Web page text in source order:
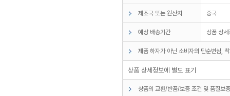
제조국 또는 원산지 중국
예상 배송기간 상품 상
제품 하자가 아닌 소비자의 단순변심,
상품 상세정보에 별도 표기
상품의 교환/반품/보증 조건 및 품질보